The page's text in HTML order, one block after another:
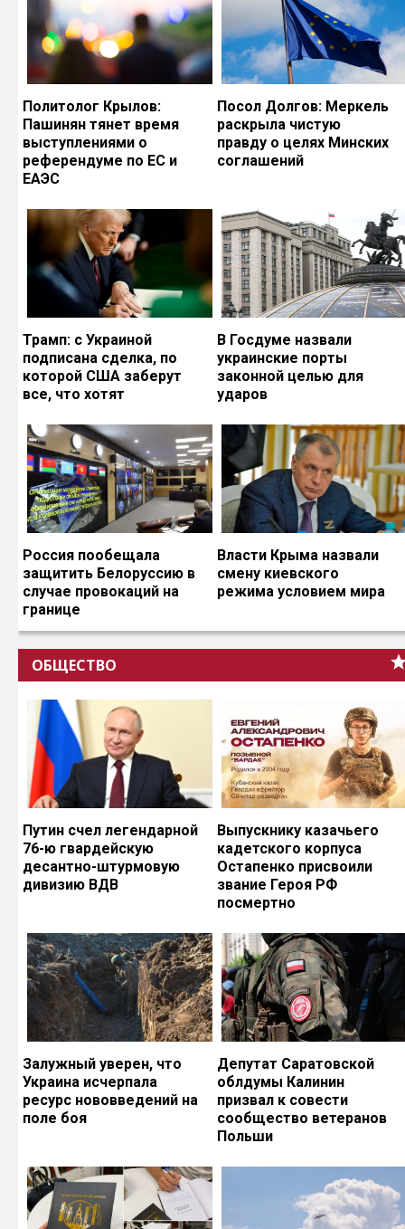
Политолог Крылов:
Пашинян тянет время
выступлениями о
референдуме по ЕС и
ЕАЭС
Посол Долгов: Меркель
раскрыла чистую
правду о целях Минских
соглашений
Трамп: с Украиной
подписана сделка, по
которой США заберут
все, что хотят
В Госдуме назвали
украинские порты
законной целью для
ударов
Россия пообещала
защитить Белоруссию в
случае провокаций на
границе
Власти Крыма назвали
смену киевского
режима условием мира
ОБЩЕСТВО
Путин счел легендарной
76-ю гвардейскую
десантно-штурмовую
дивизию ВДВ
Выпускнику казачьего
кадетского корпуса
Остапенко присвоили
звание Героя РФ
посмертно
Залужный уверен, что
Украина исчерпала
ресурс нововведений на
поле боя
Депутат Саратовской
облдумы Калинин
призвал к совести
сообщество ветеранов
Польши